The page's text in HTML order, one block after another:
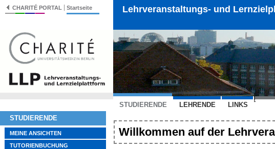
Lehrveranstaltungs- und
CHARITÉ PORTAL Startseite
STUDIERENDE LEHRENDE
LINKS
STUDIERENDE
MEINE ANSICHTEN
TUTORIENBUCHUNG
Willkommen auf der